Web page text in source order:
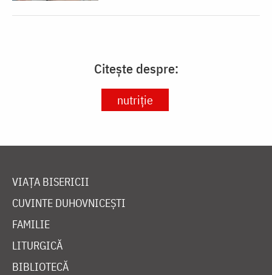
Citește despre:
nutriție
VIAȚA BISERICII
CUVINTE DUHOVNICEȘTI
FAMILIE
LITURGICĂ
BIBLIOTECĂ